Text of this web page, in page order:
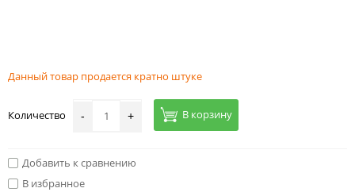
Данный товар продается кратно штуке
Количество - + В корзину
Добавить к сравнению
В избранное